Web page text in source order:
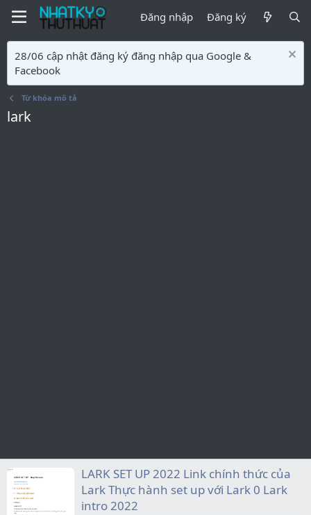
Đăng nhập Đăng ký
28/06 cập nhật đăng ký đăng nhập qua Google &
Facebook
Từ khóa mô tả
lark
LARK SET UP 2022 Link chính thức của
Lark Thực hành set up với Lark 0 Lark
intro 2022